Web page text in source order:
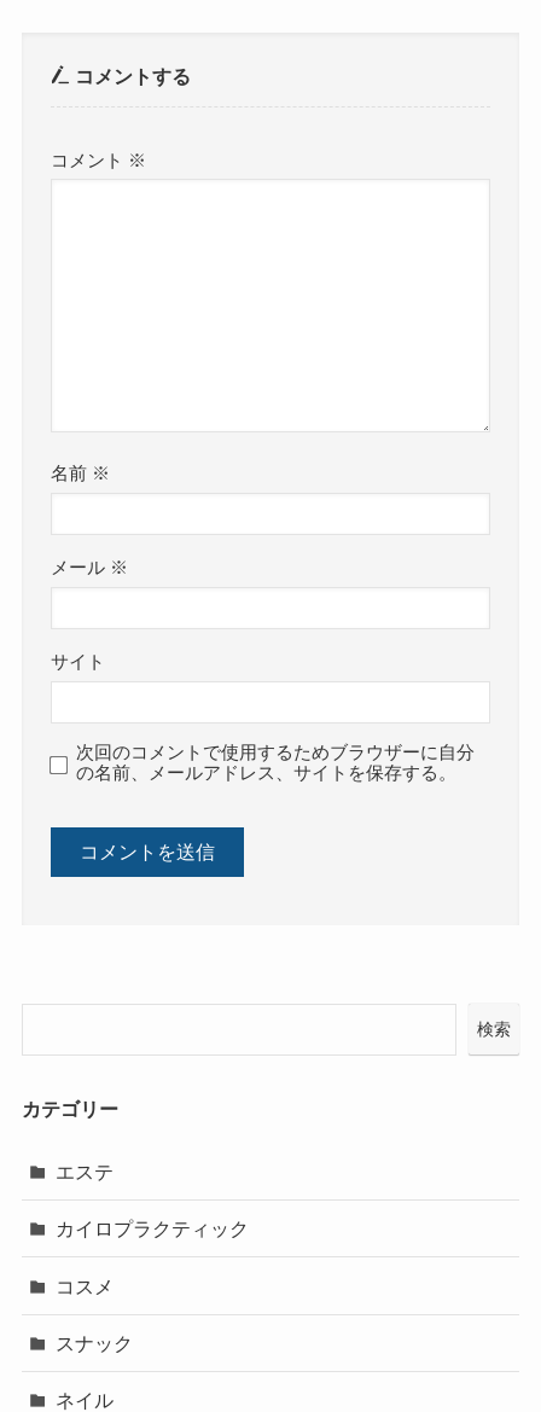
コメントする
コメント ※
名前 ※
メール ※
サイト
次回のコメントで使用するためブラウザーに自分
の名前、メールアドレス、サイトを保存する。
検索
カテゴリー
エステ
カイロプラクティック
コスメ
スナック
ネイル